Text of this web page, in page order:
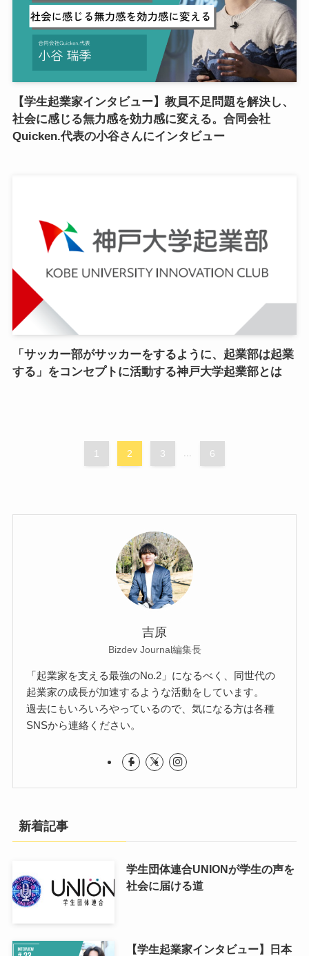
【学生起業家インタビュー】教員不足問題を解決し、
社会に感じる無力感を効力感に変える。合同会社
Quicken.代表の小谷さんにインタビュー
「サッカー部がサッカーをするように、起業部は起業
する」をコンセプトに活動する神戸大学起業部とは
1 2 3 6
吉原
Bizdev Journal編集長
「起業家を支える最強のNo.2」になるべく、同世代の
起業家の成長が加速するような活動をしています。
過去にもいろいろやっているので、気になる方は各種
SNSから連絡ください。
新着記事
学生団体連合UNIONが学生の声を
社会に届ける道
【学生起業家インタビュー】日本